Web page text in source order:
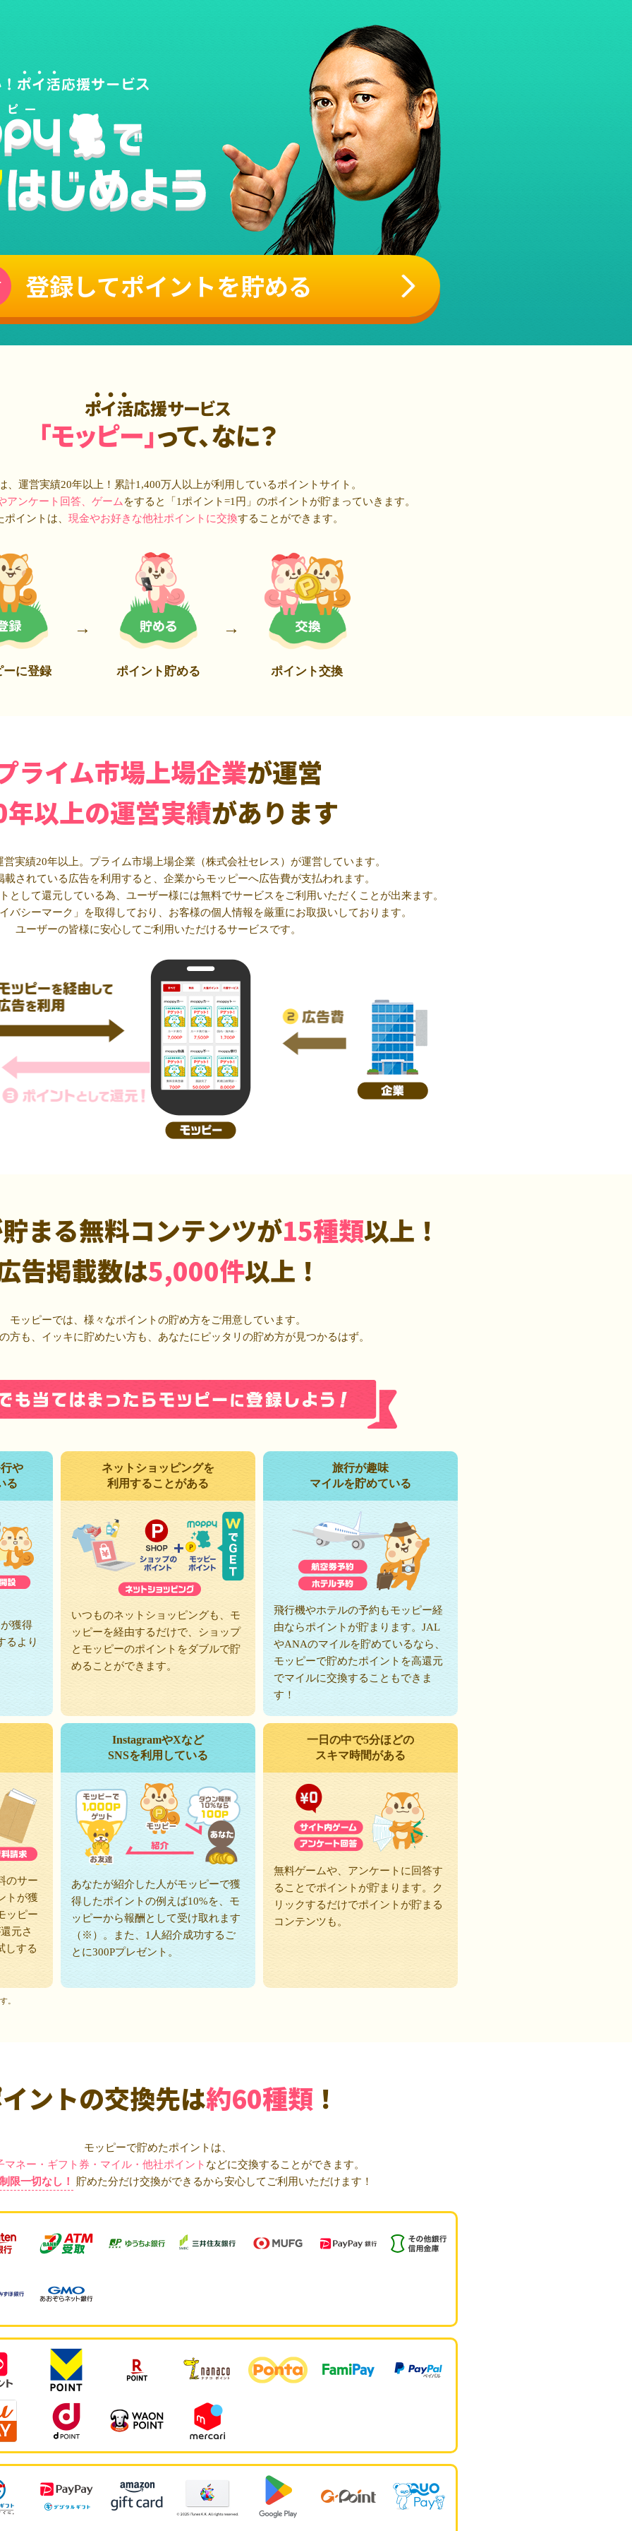
登録してポイントを貯める
ポイ活応援サービス
「モッピー」って、なに？
、運営実績20年以上！累計1,400万人 以上が利用しているポイントサイト。
アンケート回答、ゲーム をすると「1ポイント=1円」のポイントが貯まっていきます。
ポイントは、 現金やお好きな他社ポイントに交換することができます。
ーに登録 ポイント貯める ポイント交換
ライム市場上場企業が運営
以上の運営実績があります
実績20年以上。プライム市場上場企業（株式会社セレス）が運営しています。
載されている広告を利用すると、企業からモッピーへ広告費が支払われます。
として還元している為、ユーザー様には無料でサービスをご利用いただくことが出来ます。
バシーマーク」を取得しており、お客様の個人情報を厳重にお取扱いしております。
ユーザーの皆様に安心してご利用いただけるサービスです。
まる無料コンテンツが15種類以上！
告掲載数は5,000件以上！
モッピーでは、様々なポイントの貯め方をご用意しています。
方も、イッキに貯めたい方も、あなたにピッタリの貯め方が見つかるはず。
や
る
獲得
るより
ネットショッピングを
利用することがある
いつものネットショッピングも、モ
ッピーを経由するだけで、ショップ
とモッピーのポイントをダブルで貯
めることができます。
旅行が趣味
マイルを貯めている
飛行機やホテルの予約もモッピー経
由ならポイントが貯まります。JAL
やANAのマイルを貯めているなら、
モッピーで貯めたポイントを高還元
でマイルに交換することもできま
す！
のサー
トが獲
ッピー
元さ
しする
InstagramやXなど
SNSを利用している
あなたが紹介した人がモッピーで獲
得したポイントの例えば10%を、モ
ッピーから報酬として受け取れます
（※）。また、1人紹介成功するご
とに300Pプレゼント。
一日の中で5分ほどの
スキマ時間がある
無料ゲームや、アンケートに回答す
ることでポイントが貯まります。ク
リックするだけでポイントが貯まる
コンテンツも。
。
ントの交換先は約60種類 ！
モッピーで貯めたポイントは、
マネー・ギフト券・マイル・他社ポイント などに交換することができます。
限一切なし！
貯めた分だけ交換ができるから安心してご利用いただけます！